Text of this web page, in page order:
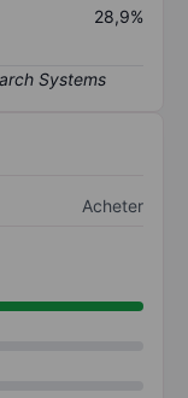
28,9%
Acheter